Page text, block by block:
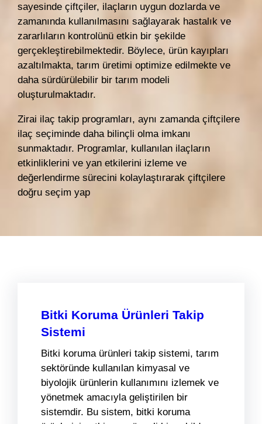
sayesinde çiftçiler, ilaçların uygun dozlarda ve
zamanında kullanılmasını sağlayarak hastalık ve
zararlıların kontrolünü etkin bir şekilde
gerçekleştirebilmektedir. Böylece, ürün kayıpları
azaltılmakta, tarım üretimi optimize edilmekte ve
daha sürdürülebilir bir tarım modeli
oluşturulmaktadır.
Zirai ilaç takip programları, aynı zamanda çiftçilere
ilaç seçiminde daha bilinçli olma imkanı
sunmaktadır. Programlar, kullanılan ilaçların
etkinliklerini ve yan etkilerini izleme ve
değerlendirme sürecini kolaylaştırarak çiftçilere
doğru seçim yap
Bitki Koruma Ürünleri Takip
Sistemi
Bitki koruma ürünleri takip sistemi, tarım
sektöründe kullanılan kimyasal ve
biyolojik ürünlerin kullanımını izlemek ve
yönetmek amacıyla geliştirilen bir
sistemdir. Bu sistem, bitki koruma